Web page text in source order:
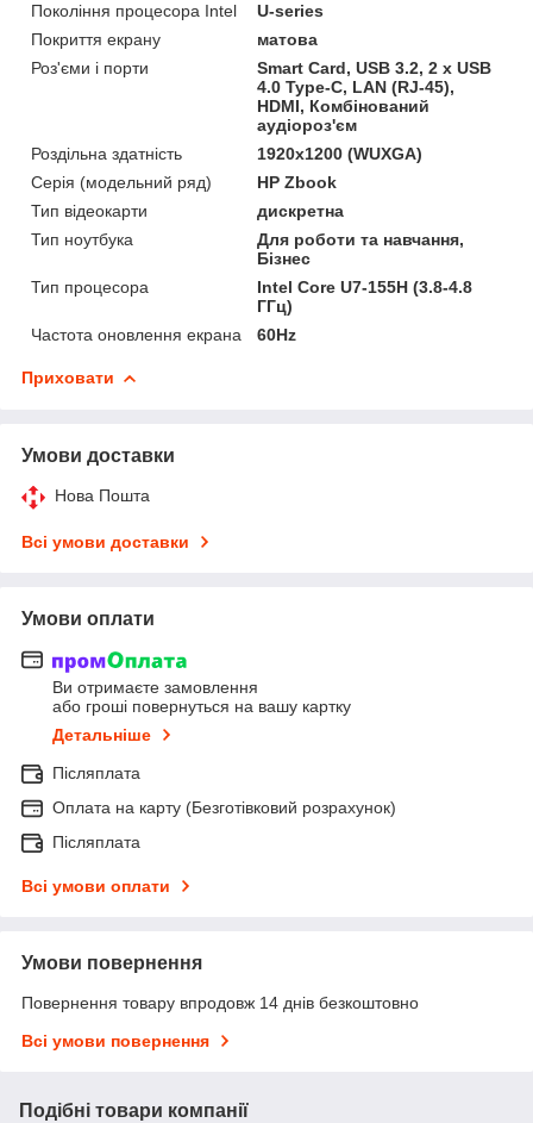
Покоління процесора Intel
U-series
Покриття екрану
матова
Роз'єми і порти
Smart Card, USB 3.2, 2 x USB
4.0 Type-C, LAN (RJ-45),
HDMI, Комбінований
аудіороз'єм
Роздільна здатність
1920x1200 (WUXGA)
Серія (модельний ряд)
HP Zbook
Тип відеокарти
дискретна
Тип ноутбука
Для роботи та навчання,
Бізнес
Тип процесора
Intel Core U7-155H (3.8-4.8
ГГц)
Частота оновлення екрана
60Hz
Приховати
Умови доставки
Нова Пошта
Всі умови доставки
Умови оплати
Ви отримаєте замовлення
або гроші повернуться на вашу картку
Детальніше
Післяплата
Оплата на карту (Безготівковий розрахунок)
Післяплата
Всі умови оплати
Умови повернення
Повернення товару впродовж 14 днів безкоштовно
Всі умови повернення
Подібні товари компанії